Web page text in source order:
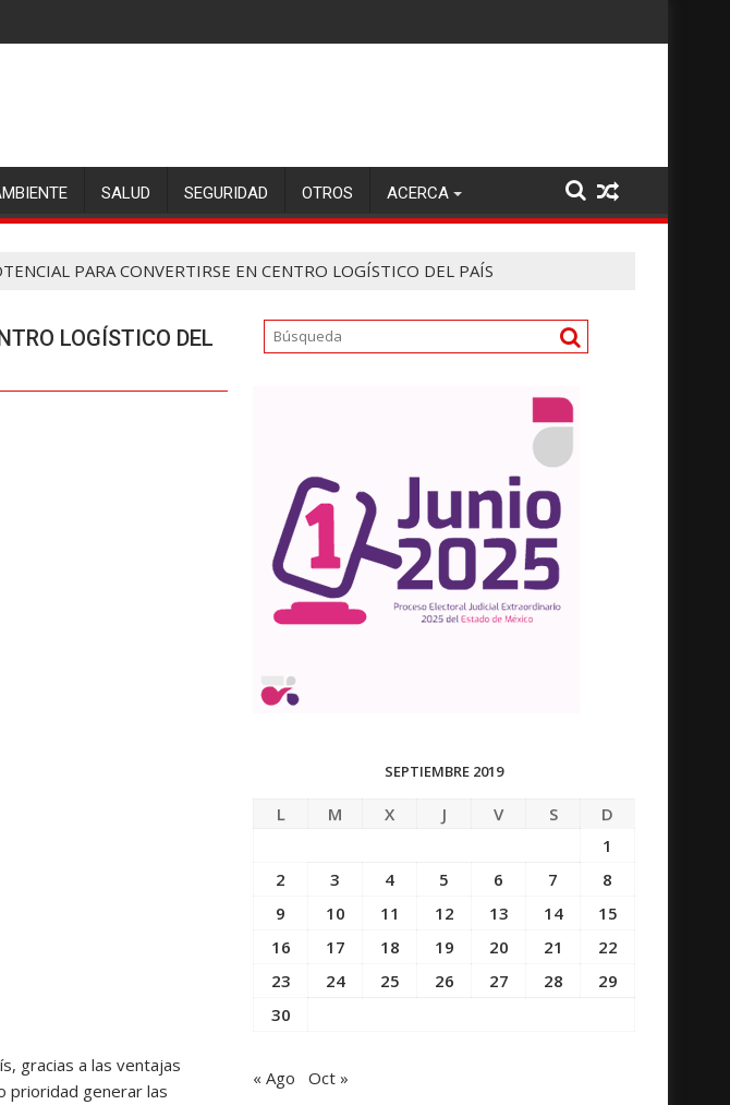
SALUD SEGURIDAD OTROS ACERCA
PARA CONVERTIRSE EN CENTRO LOGÍSTICO DEL PAÍS
LOGÍSTICO DEL
gracias a las ventajas
prioridad generar las
SEPTIEMBRE 2019
L M X J V S
D
1
2
3 4 5 6 7
8
9
10 11 12 13 14
15
16
17 18 19 20 21
22
23
24 25 26 27 28
29
30
« Ago Oct »